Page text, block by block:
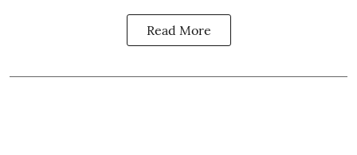
Read More